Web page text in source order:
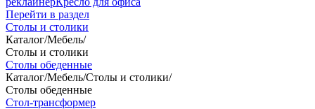
Перейти в раздел
Столы и столики
Каталог/Мебель/
Столы и столики
Столы обеденные
Каталог/Мебель/Столы и столики/
Столы обеденные
Стол-трансформер